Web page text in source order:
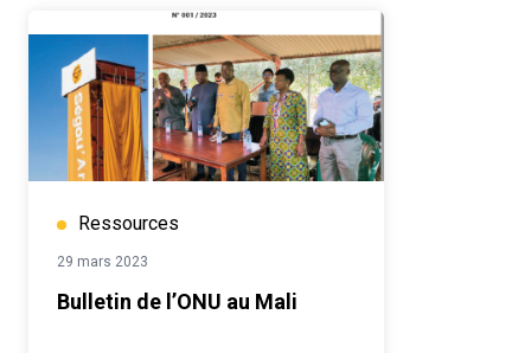
Ressources
29 mars 2023
Bulletin de l’ONU au Mali